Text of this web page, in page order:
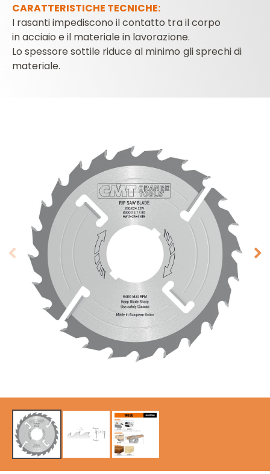
CARATTERISTICHE TECNICHE:
I rasanti impediscono il contatto tra il corpo
inacciaio e il materiale in lavorazione.
Lo spessore sottile riduce al minimo gli sprechidi
materiale.